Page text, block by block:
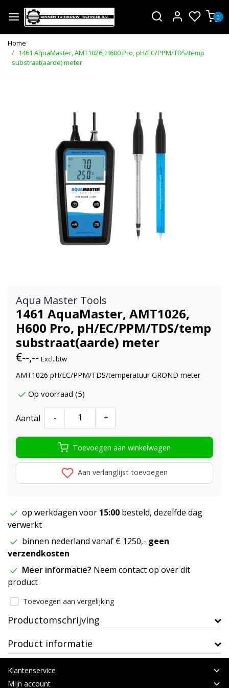
0
Home
1461 AquaMaster, AMT1026, H600 Pro, pH/EC/PPM/TDS/temp
substraat(aarde) meter
Aqua Master Tools
1461 AquaMaster, AMT1026,
H600 Pro, pH/EC/PPM/TDS/temp
substraat(aarde) meter
€--,-- Excl. btw
AMT1026 pH/EC/PPM/TDS/temperatuur GROND meter
Op voorraad (5)
Aantal - +
Toevoegen aan winkelwagen
Aan verlanglijst toevoegen
op werkdagen voor 15:00 besteld, dezelfde dag
verwerkt
binnen nederland vanaf € 1250,- geen
verzendkosten
Meer informatie? Neem contact op over dit
product
Toevoegen aan vergelijking
Productomschrijving
Product informatie
Klantenservice
Mijn account